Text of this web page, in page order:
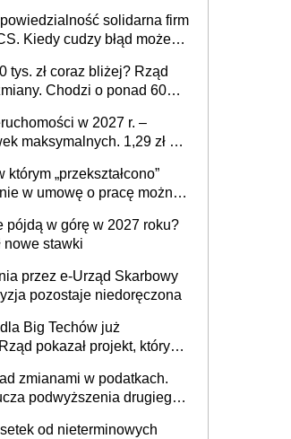
solidarna firm
Kiedy cudzy błąd może
tys. zł coraz bliżej? Rząd
Chodzi o ponad 60
w 2027 r. –
maksymalnych. 1,29 zł za
związanych z
gospodarczej
którym „przekształcono”
w umowę o pracę można
jedynym
pójdą w górę w 2027 roku?
nowe stawki
przez e-Urząd Skarbowy
pozostaje niedoręczona
Big Techów już
pokazał projekt, który
zmianami w podatkach.
podwyższenia drugiego
od nieterminowych